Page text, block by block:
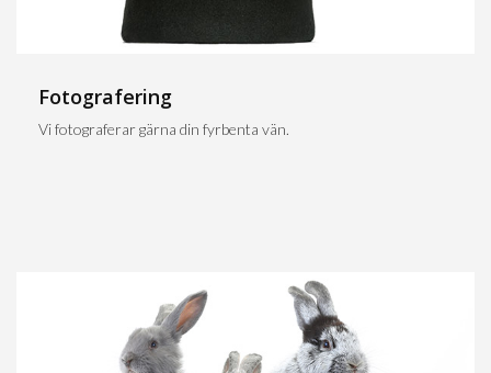
Fotografering
Vi fotograferar gärna din fyrbenta vän.